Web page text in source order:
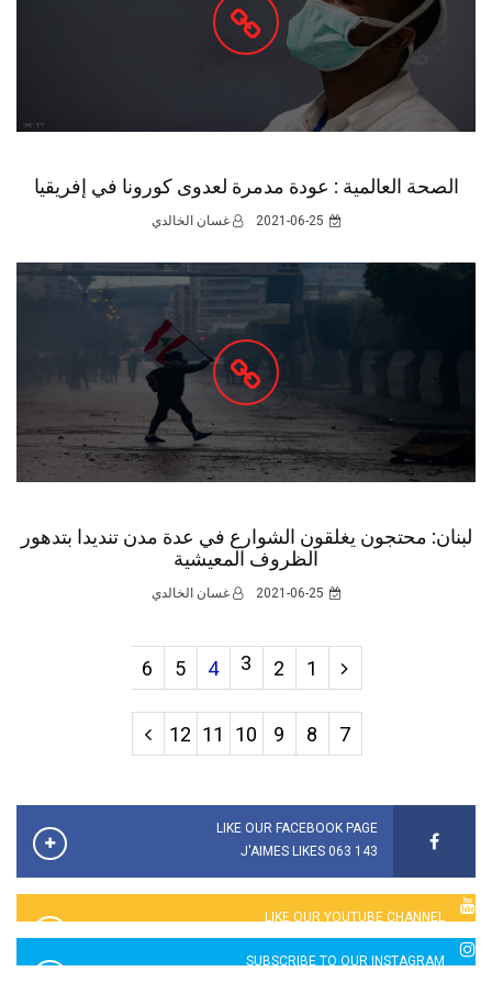
الصحة العالمية : عودة مدمرة لعدوى كورونا في إفريقيا
2021-06-25 غسان الخالدي
لبنان: محتجون يغلقون الشوارع في عدة مدن تنديدا بتدهور
الظروف المعيشية
2021-06-25 غسان الخالدي
1
2
3
4
5
6
7
8
9
10
11
12
LIKE OUR FACEBOOK PAGE
143 063 J'AIMES LIKES
LIKE OUR YOUTUBE CHANNEL
2760 LIKES
SUBSCRIBE TO OUR INSTAGRAM